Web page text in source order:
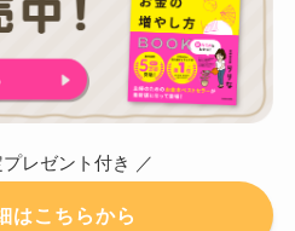
レゼント付き ／
はこちらから